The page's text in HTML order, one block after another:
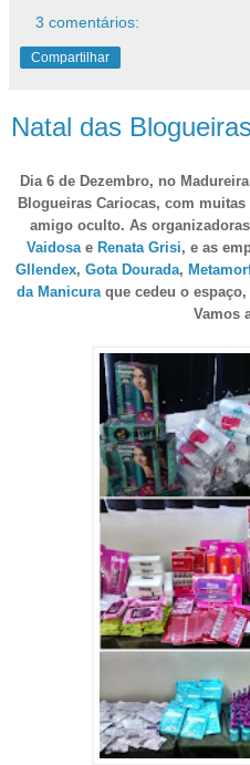
3 comentários:
Compartilhar
Natal das
Dia 6 de Dezembro, no
Blogueiras Cariocas, com
amigo oculto. As
Vaidosae Renata Grisi, e as
Gllendex, Gota Dourada,
da Manicuraque cedeu o
Vamos